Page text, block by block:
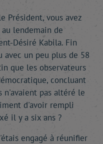
Président, vous avez
lendemain de
Désiré Kabila. Fin
avec un peu plus de 58
que les observateurs
concluant
n'avaient pas altéré le
d'avoir rempli
il y a six ans ?
engagé à réunifier